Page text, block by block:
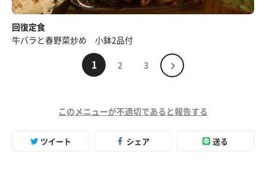
回復定食
牛バラと春野菜炒め 小鉢2品付
1 2 3
このメニューが不適切であると報告する
ツイート シェア 送る